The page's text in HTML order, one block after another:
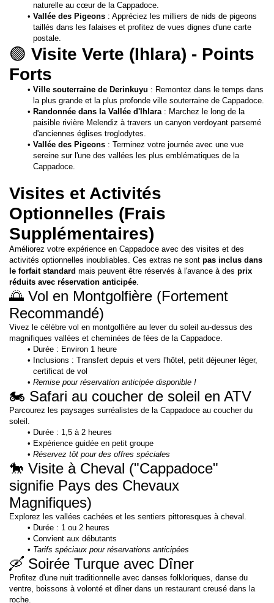
naturelle au cœur de la Cappadoce.
Vallée des Pigeons : Appréciez les milliers de nids de pigeons
taillés dans les falaises et profitez de vues dignes d'une carte
postale.
🟢 Visite Verte (Ihlara) - Points
Forts
Ville souterraine de Derinkuyu : Remontez dans le temps dans
la plus grande et la plus profonde ville souterraine de Cappadoce.
Randonnée dans la Vallée d'Ihlara : Marchez le long de la
paisible rivière Melendiz à travers un canyon verdoyant parsemé
d'anciennes églises troglodytes.
Vallée des Pigeons : Terminez votre journée avec une vue
sereine sur l'une des vallées les plus emblématiques de la
Cappadoce.
Visites et Activités
Optionnelles (Frais
Supplémentaires)
Améliorez votre expérience en Cappadoce avec des visites et des
activités optionnelles inoubliables. Ces extras ne sont pas inclus dans
le forfait standard mais peuvent être réservés à l'avance à des prix
réduits avec réservation anticipée.
🌅 Vol en Montgolfière (Fortement
Recommandé)
Vivez le célèbre vol en montgolfière au lever du soleil au-dessus des
magnifiques vallées et cheminées de fées de la Cappadoce.
Durée : Environ 1 heure
Inclusions : Transfert depuis et vers l'hôtel, petit déjeuner léger,
certificat de vol
Remise pour réservation anticipée disponible !
🏍 Safari au coucher de soleil en ATV
Parcourez les paysages surréalistes de la Cappadoce au coucher du
soleil.
Durée : 1,5 à 2 heures
Expérience guidée en petit groupe
Réservez tôt pour des offres spéciales
🐎 Visite à Cheval ("Cappadoce"
signifie Pays des Chevaux
Magnifiques)
Explorez les vallées cachées et les sentiers pittoresques à cheval.
Durée : 1 ou 2 heures
Convient aux débutants
Tarifs spéciaux pour réservations anticipées
🛶 Soirée Turque avec Dîner
Profitez d'une nuit traditionnelle avec danses folkloriques, danse du
ventre, boissons à volonté et dîner dans un restaurant creusé dans la
roche.